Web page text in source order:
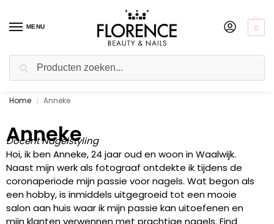
MENU 0
Gratis ophalen in de showroom
Home / Anneke
Anneke
Docent Nagelstyling
Hoi, ik ben Anneke, 24 jaar oud en woon in Waalwijk.
Naast mijn werk als fotograaf ontdekte ik tijdens de
coronaperiode mijn passie voor nagels. Wat begon als
een hobby, is inmiddels uitgegroeid tot een mooie
salon aan huis waar ik mijn passie kan uitoefenen en
mijn klanten verwennen met prachtige nagels. Eind